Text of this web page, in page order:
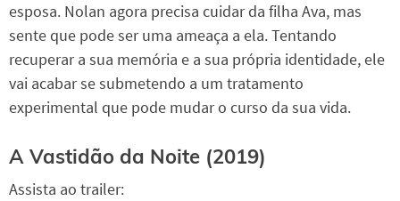
esposa. Nolan agora precisa cuidar da filha Ava, mas
sente que pode ser uma ameaça a ela. Tentando
recuperar a sua memória e a sua própria identidade, ele
vai acabar se submetendo a um tratamento
experimental que pode mudar o curso da sua vida.
A Vastidão da Noite (2019)
Assista ao trailer: